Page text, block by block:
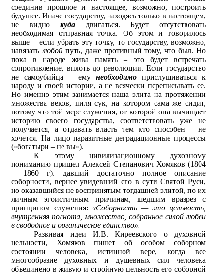
соединив прошлое и настоящее, возможно, построить
будущее. Иначе государству, находясь только в настоящем,
не виднокуда двигаться. Будет отсутствовать
необходимая отправная точка. Об этом и говорилось
выше – если убрать эту точку, то государству, возможно,
навязать любойпуть, даже противный тому, что был. Но
пока в народе жива память – это будет встречать
сопротивление, вплоть до революции. Если государство
не самоубийца – ему необходимоприслушиваться к
народу и своей истории, а не всячески переписывать ее.
Но именно этим занимается наша элита на протяжении
множества веков, пиля сук, на котором сама же сидит,
потому что той мере служения, от которой она вычищает
историю своего государства, соответствовать уже не
получается, а отдавать власть тем кто способен – не
хочется. На лицо паразитные деградационные процессы
(«богатыри – не вы»).
К этому цивилизационному духовному
пониманию пришел Алексей Степанович Хомяков (1804
– 1860 г), давший достаточно полное описание
соборности, вернее увидевший его в сути Святой Руси,
но оказавшийся не воспринятым тогдашней элитой, по их
личным эгоистичным причинам, шедшим вразрез с
принципом служения: «Соборность — это цельность,
внутренняя полнота, множество, собранное силой любви
в свободное и органическое единство».
Развивая идеи И.В. Киреевского о духовной
цельности, Хомяков пишет об особом соборном
состоянии человека, истинной вере, когда все
многообразие духовных и душевных сил человека
объединено в живую и стройную цельность его соборной